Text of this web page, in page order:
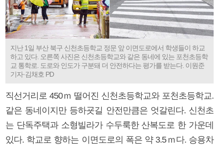
지난 1일 부산 북구 신천초등학교 정문 앞 이면도로에서 학생들이 하교
하고 있다. 오른쪽 사진은 신천초등학교와 같은 동네에 있는 포천초등학
교 통학로. 도로와 인도가 구분돼 더 안전하다는 평가를 받는다. 이원준
기자·김채호 PD
직선거리로 450ｍ 떨어진 신천초등학교와 포천초등학교.
같은 동네이지만 등하굣길 안전만큼은 엇갈린다. 신천초
는 단독주택과 소형빌라가 수두룩한 산복도로 한 가운데
있다. 학교로 향하는 이면도로의 폭은 약 3.5ｍ다. 승용차